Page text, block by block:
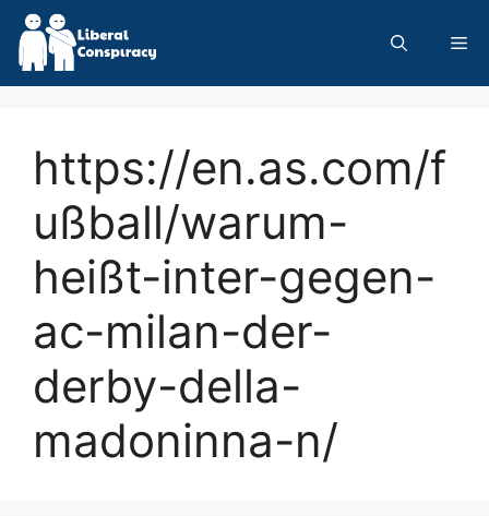
Skip
content
https://en.as.com/f
ußball/warum-
heißt-inter-gegen-
ac-milan-der-
derby-della-
madoninna-n/